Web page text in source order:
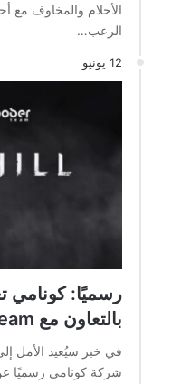
الأحلام والمخاوف مع
الرعب…
12 يونيو
بالتعاون مع Bloober Team!
في خبر سيُعيد الأمل
شركة كونامي رسميًا